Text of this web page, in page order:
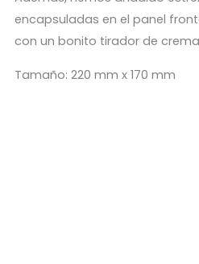
encapsuladas en el panel
con un bonito tirador de
Tamaño: 220 mm x 170 mm